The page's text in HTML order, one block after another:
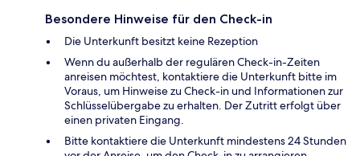
Besondere Hinweise für den Check-in
Die Unterkunft besitzt keine Rezeption
Wenn du außerhalb der regulären Check-in-Zeiten
anreisen möchtest, kontaktiere die Unterkunft bitte im
Voraus, um Hinweise zu Check-in und Informationen zur
Schlüsselübergabe zu erhalten. Der Zutritt erfolgt über
einen privaten Eingang.
Bitte kontaktiere die Unterkunft mindestens 24 Stunden